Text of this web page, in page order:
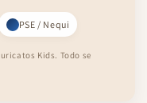
PSE / Nequi
Kids. Todo se